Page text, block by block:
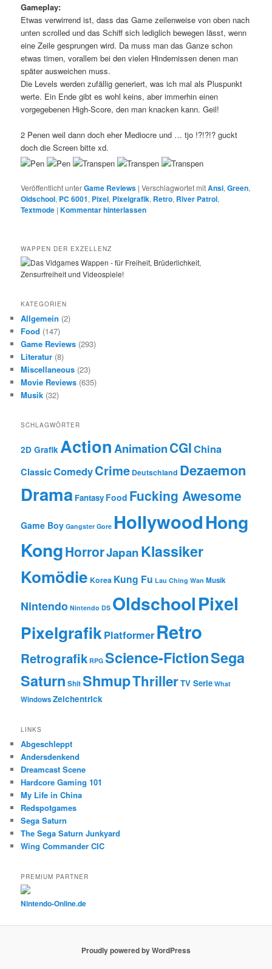
Gameplay:
Etwas verwirrend ist, dass das Game zeilenweise von oben nach
unten scrolled und das Schiff sich lediglich bewegen lässt, wenn
eine Zeile gesprungen wird. Da muss man das Ganze schon
etwas timen, vorallem bei den vielen Hindernissen denen man
später ausweichen muss.
Die Levels werden zufällig generiert, was ich mal als Pluspunkt
werte. Ein Ende gibt es wohl keins, aber immerhin einen
vorgegebenen High-Score, den man knacken kann. Geil!
2 Penen weil dann doch eher Mediocre und … tjo !?!?!? guckt
doch die Screen bitte xd.
Veröffentlicht unterGame Reviews |Verschlagwortet mitAnsi,Green,
Oldschool, PC 6001, Pixel, Pixelgrafik, Retro, River Patrol,
Textmode |Kommentar hinterlassen
WAPPEN DER EXZELLENZ
KATEGORIEN
Allgemein (2)
Food (147)
Game Reviews (293)
Literatur (8)
Miscellaneous (23)
Movie Reviews (635)
Musik (32)
SCHLAGWÖRTER
2D GrafikActionAnimationCGIChina
ClassicComedyCrime Deutschland Dezaemon
Drama Fantasy Food Fucking Awesome
Game Boy Gangster Gore HollywoodHong
KongHorrorJapanKlassiker
Komödie Korea Kung Fu Lau Ching Wan Musik
Nintendo Nintendo DS OldschoolPixel
PixelgrafikPlatformer Retro
Retrografik RPG Science-FictionSega
Saturn ShitShmupThrillerTV Serie What
WindowsZeichentrick
LINKS
Abgeschleppt
Andersdenkend
Dreamcast Scene
Hardcore Gaming 101
My Life in China
Redspotgames
Sega Saturn
The Sega Saturn Junkyard
Wing Commander CIC
PREMIUM PARTNER
Nintendo-Online.de
Proudly powered by WordPress